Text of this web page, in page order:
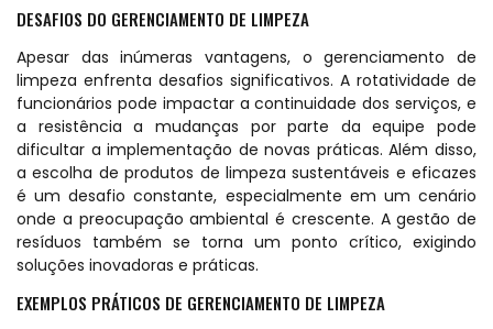
DESAFIOS DO GERENCIAMENTO DE LIMPEZA
Apesar das inúmeras vantagens, o gerenciamento de
limpeza enfrenta desafios significativos. A rotatividade de
funcionários pode impactar a continuidade dos serviços, e
a resistência a mudanças por parte da equipe pode
dificultar a implementação de novas práticas. Além disso,
a escolha de produtos de limpeza sustentáveis e eficazes
é um desafio constante, especialmente em um cenário
onde a preocupação ambiental é crescente. A gestão de
resíduos também se torna um ponto crítico, exigindo
soluções inovadoras e práticas.
EXEMPLOS PRÁTICOS DE GERENCIAMENTO DE LIMPEZA